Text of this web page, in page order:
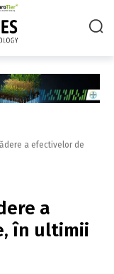
a efectivelor de
a
în ultimii